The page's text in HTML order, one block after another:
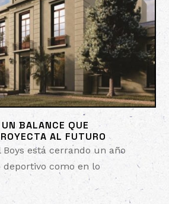
BALANCE QUE
AL FUTURO
está cerrando un año
como en lo